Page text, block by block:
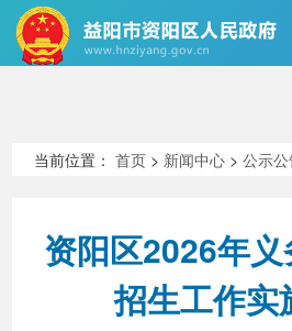
新闻中心
当前位置：首页 > 新闻中心 >公示
资阳区2026年
招生工作实